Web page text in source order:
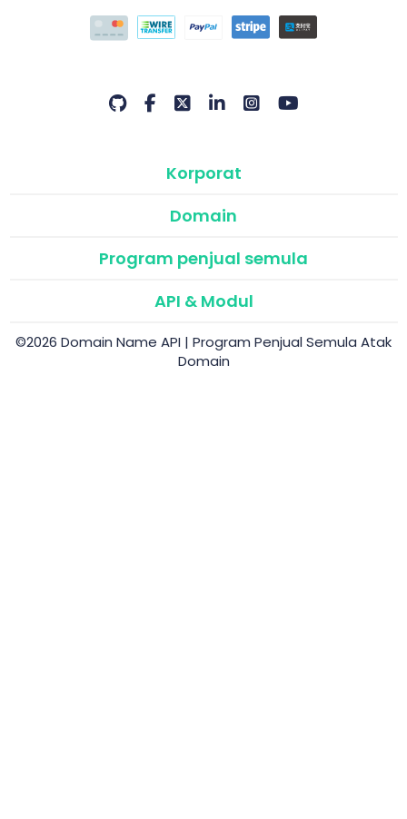
Korporat
Domain
Program penjual semula
API & Modul
©2026 Domain Name API | Program Penjual Semula Atak
Domain